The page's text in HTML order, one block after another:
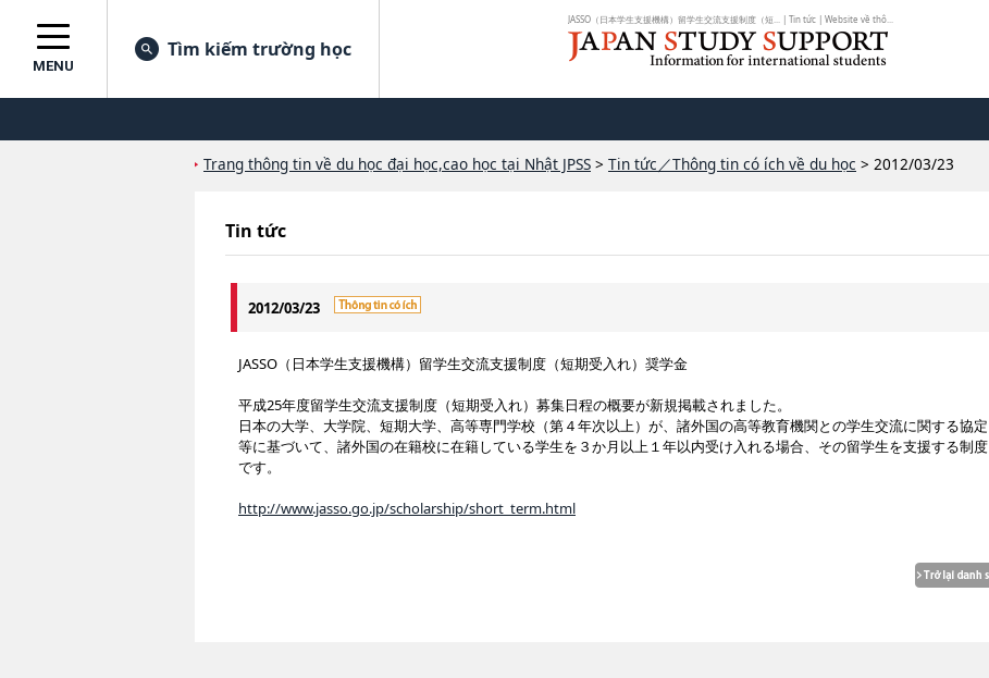
JASSO（日本学生支援機構）留学生交流支援制度（短... | Tin tức | Website về thô...
MENU
Tìm kiếm trường học
Trang thông tin về du học đại học,cao học tại Nhật JPSS > Tin tức／Thông tin có ích về du học > 2012/03/23
Tin tức
2012/03/23
JASSO（日本学生支援機構）留学生交流支援制度（短期受入れ）奨学金
平成25年度留学生交流支援制度（短期受入れ）募集日程の概要が新規掲載されました。
日本の大学、大学院、短期大学、高等専門学校（第４年次以上）が、諸外国の高等教育機関との学生交流に関する協定
等に基づいて、諸外国の在籍校に在籍している学生を３か月以上１年以内受け入れる場合、その留学生を支援する制度
です。
http://www.jasso.go.jp/scholarship/short_term.html